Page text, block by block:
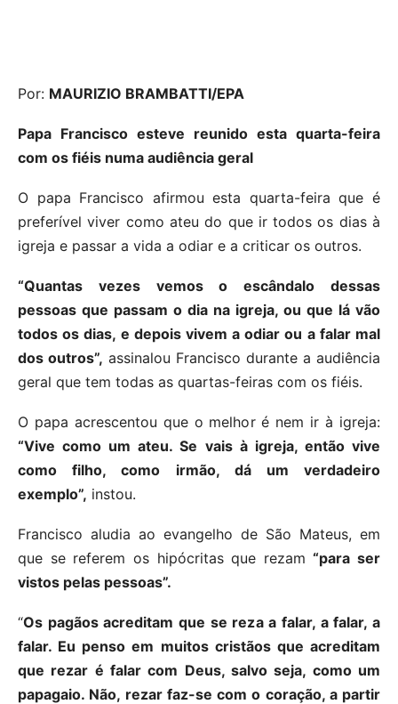
Por: MAURIZIO BRAMBATTI/EPA
Papa Francisco esteve reunido esta quarta-feira
com os fiéis numa audiência geral
O papa Francisco afirmou esta quarta-feira que é
preferível viver como ateu do que ir todos os dias à
igreja e passar a vida a odiar e a criticar os outros.
“Quantas vezes vemos o escândalo dessas
pessoas que passam o dia na igreja, ou que lá vão
todos os dias, e depois vivem a odiar ou a falar mal
dos outros”, assinalou Francisco durante a audiência
geral que tem todas as quartas-feiras com os fiéis.
O papa acrescentou que o melhor é nem ir à igreja:
“Vive como um ateu. Se vais à igreja, então vive
como filho, como irmão, dá um verdadeiro
exemplo”, instou.
Francisco aludia ao evangelho de São Mateus, em
que se referem os hipócritas que rezam“para ser
vistos pelas pessoas”.
“Os pagãos acreditam que se reza a falar, a falar, a
falar. Eu penso em muitos cristãos que acreditam
que rezar é falar com Deus, salvo seja, como um
papagaio. Não, rezar faz-se com o coração, a partir